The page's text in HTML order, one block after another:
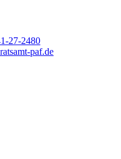
27-2480
paf.de